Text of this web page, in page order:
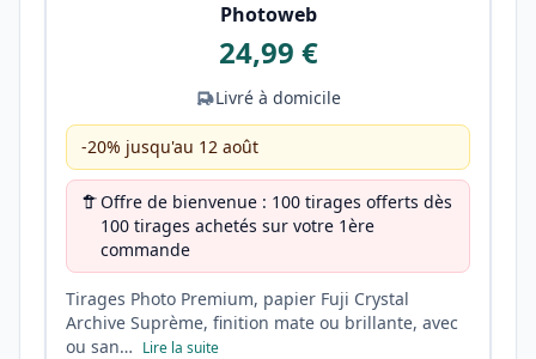
Photoweb
24,99 €
Livré à domicile
-20% jusqu'au 12 août
Offre de bienvenue : 100 tirages offerts dès
100 tirages achetés sur votre 1ère
commande
Tirages Photo Premium, papier Fuji Crystal
Archive Suprème, finition mate ou brillante, avec
ou san… Lire la suite